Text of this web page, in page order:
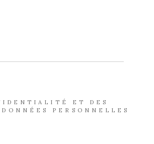
ET DES
PERSONNELLES